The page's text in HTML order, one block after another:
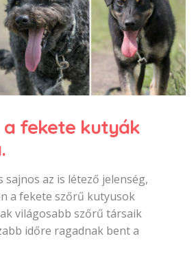
a fekete kutyák
sajnos az is létező jelenség,
a fekete szőrű kutyusok
világosabb szőrű társaik
időre ragadnak bent a